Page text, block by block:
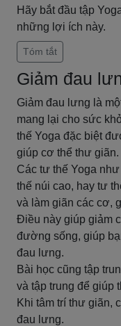
Hãy bắt đầu tập
những lợi ích này.
Tóm tắt
Giảm đau
Giảm đau lưng là
mang lại cho sức
thế Yoga đặc biệt
giúp cơ thể thư giãn.
Các tư thế Yoga
thế núi cao, hay tư
và làm giãn các cơ,
Điều này giúp giảm
đường sống, giúp
đau lưng.
Bài học cũng tập
và tập trung để giúp
Khi tâm trí thư giãn,
đau lưng.